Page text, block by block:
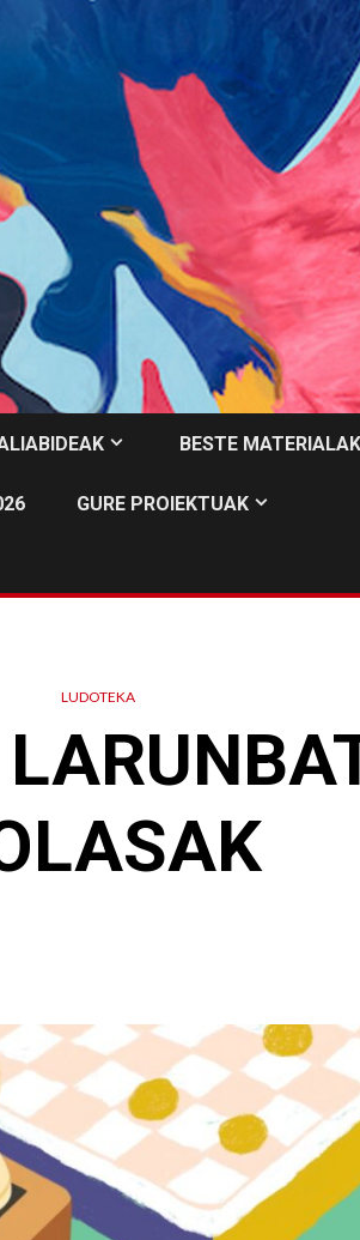
BESTE MATERIALAK
GURE PROIEKTUAK
LUDOTEKA